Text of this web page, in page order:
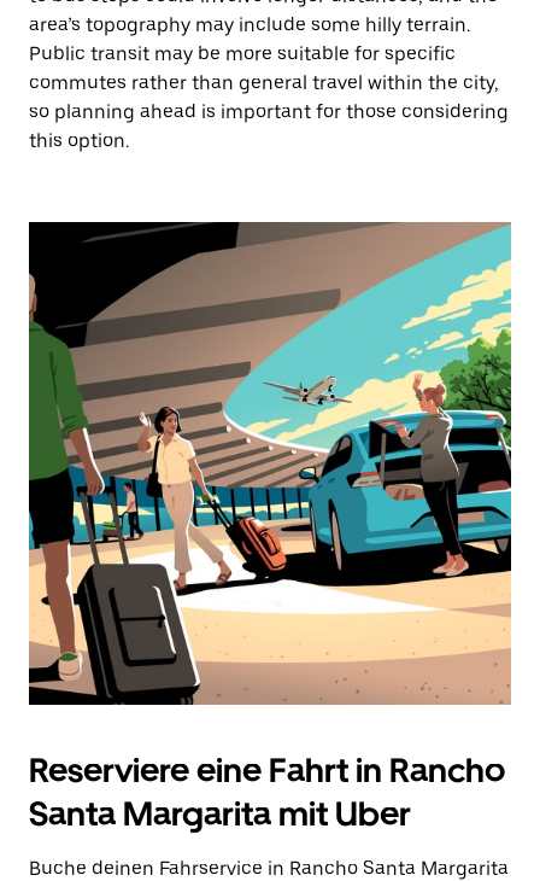
area’s topography may include some hilly terrain.
Public transit may be more suitable for specific
commutes rather than general travel within the city,
so planning ahead is important for those considering
this option.
Reserviere eine Fahrt in Rancho
Santa Margarita mit Uber
Buche deinen Fahrservice in Rancho Santa Margarita